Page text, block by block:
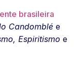
brasileira
Candomblé e
Espiritismo e